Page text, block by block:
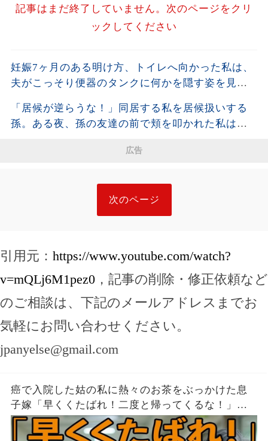
記事はまだ終了していません。次のページをクリ
ックしてください
妊娠7ヶ月のある明け方、トイレへ向かった私は、
夫がこっそり便器のタンクに何かを隠す姿を見て
は声も出せず凍りついた――
「居候が逆らうな！」同居する私を居候扱いする
孫。ある夜、孫の友達の前で頬を叩かれた私は静
広告
次のページ
引用元： https://www.youtube.com/watch?
v=mQLj6M1pez0 ，記事の削除・修正依頼など
のご相談は、下記のメールアドレスまでお
気軽にお問い合わせください。
jpanyelse@gmail.com
癌で入院した姑の私に熱々のお茶をぶっかけた息
子嫁「早くくたばれ！二度と帰ってくるな！」→
お望みどおり私は息子夫婦へ仕送りを停止し、永
久に帰らなかった結果